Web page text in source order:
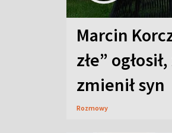
Marcin
złe”
zmienił syn
Rozmowy